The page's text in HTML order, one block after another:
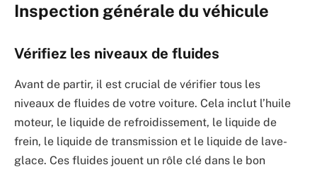
Inspection générale du véhicule
Vérifiez les niveaux de fluides
Avant de partir, il est crucial de vérifier tous les
niveaux de fluides de votre voiture. Cela inclut l’huile
moteur, le liquide de refroidissement, le liquide de
frein, le liquide de transmission et le liquide de lave-
glace. Ces fluides jouent un rôle clé dans le bon